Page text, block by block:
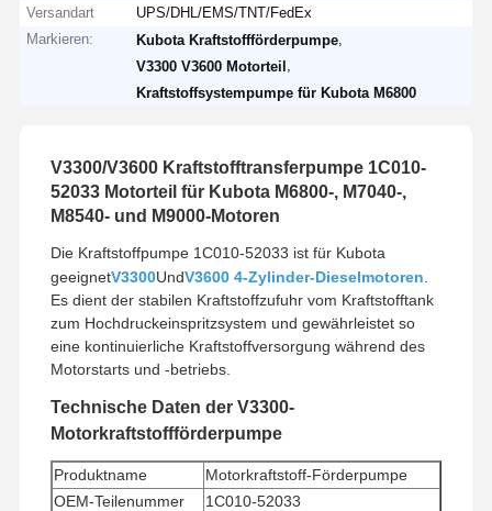
Versandart
UPS/DHL/EMS/TNT/FedEx
Markieren:
Kubota Kraftstoffförderpumpe
V3300 V3600 Motorteil
Kraftstoffsystempumpe für Kubota M6800
V3300/V3600 Kraftstofftransferpumpe 1C010-
52033 Motorteil für Kubota M6800-, M7040-,
M8540- und M9000-Motoren
Die Kraftstoffpumpe 1C010-52033 ist für Kubota
geeignetV3300UndV3600 4-Zylinder-Dieselmotoren
Es dient der stabilen Kraftstoffzufuhr vom Kraftstofftank
zum Hochdruckeinspritzsystem und gewährleistet so
eine kontinuierliche Kraftstoffversorgung während des
Motorstarts und -betriebs.
Technische Daten der V3300-
Motorkraftstoffförderpumpe
Produktname
Motorkraftstoff-Förderpumpe
OEM-Teilenummer
1C010-52033